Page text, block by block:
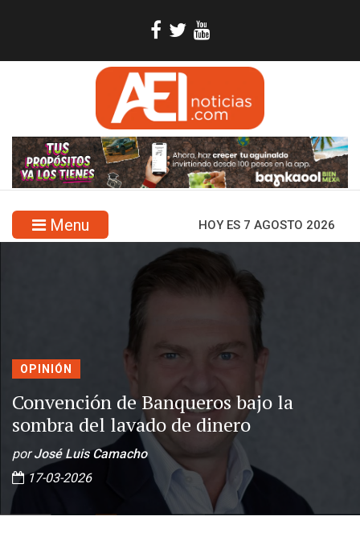
Menu HOY ES 7 AGOSTO 2026
OPINIÓN
Convención de Banqueros bajo la
sombra del lavado de dinero
porJosé Luis Camacho
17-03-2026